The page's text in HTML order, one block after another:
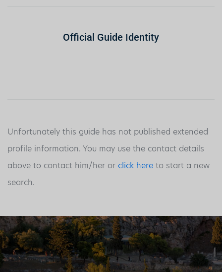
Official Guide Identity
Unfortunately this guide has not published extended
profile information. You may use the contact details
above to contact him/her or click here to start a new
search.